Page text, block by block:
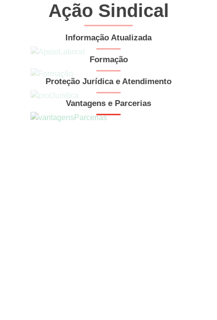
Ação Sindical
Informação Atualizada
Formação
Proteção Jurídica e Atendimento
Vantagens e Parcerias